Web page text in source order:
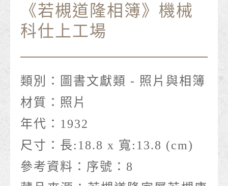
《若槻道隆相簿》機械
科仕上工場
類別：
圖書文獻類 - 照片與相簿
材質： 照片
年代： 1932
尺寸： 長:18.8 x 寬:13.8 (cm)
參考資料： 序號：8